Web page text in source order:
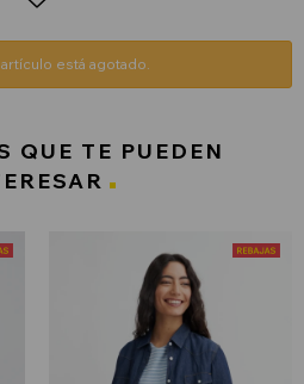
está agotado.
QUE TE PUEDEN